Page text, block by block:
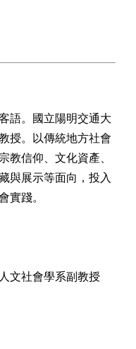
語。國立陽明交通大
授。以傳統地方社會
教信仰、文化資產、
與展示等面向，投入
實踐。
文社會學系副教授